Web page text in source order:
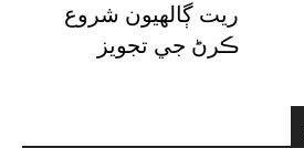
ريت ڳالهيون شروع
ڪرڻ جي تجويز